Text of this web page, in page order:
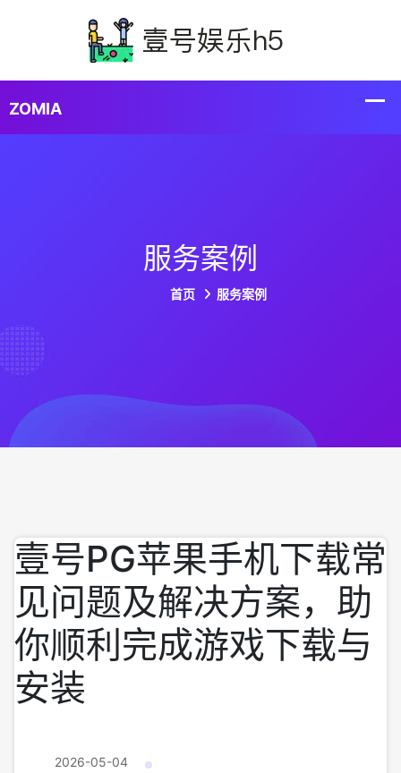
服务案例
首页 服务案例
壹号PG苹果手机下载常
见问题及解决方案，助
你顺利完成游戏下载与
安装
2026-05-04